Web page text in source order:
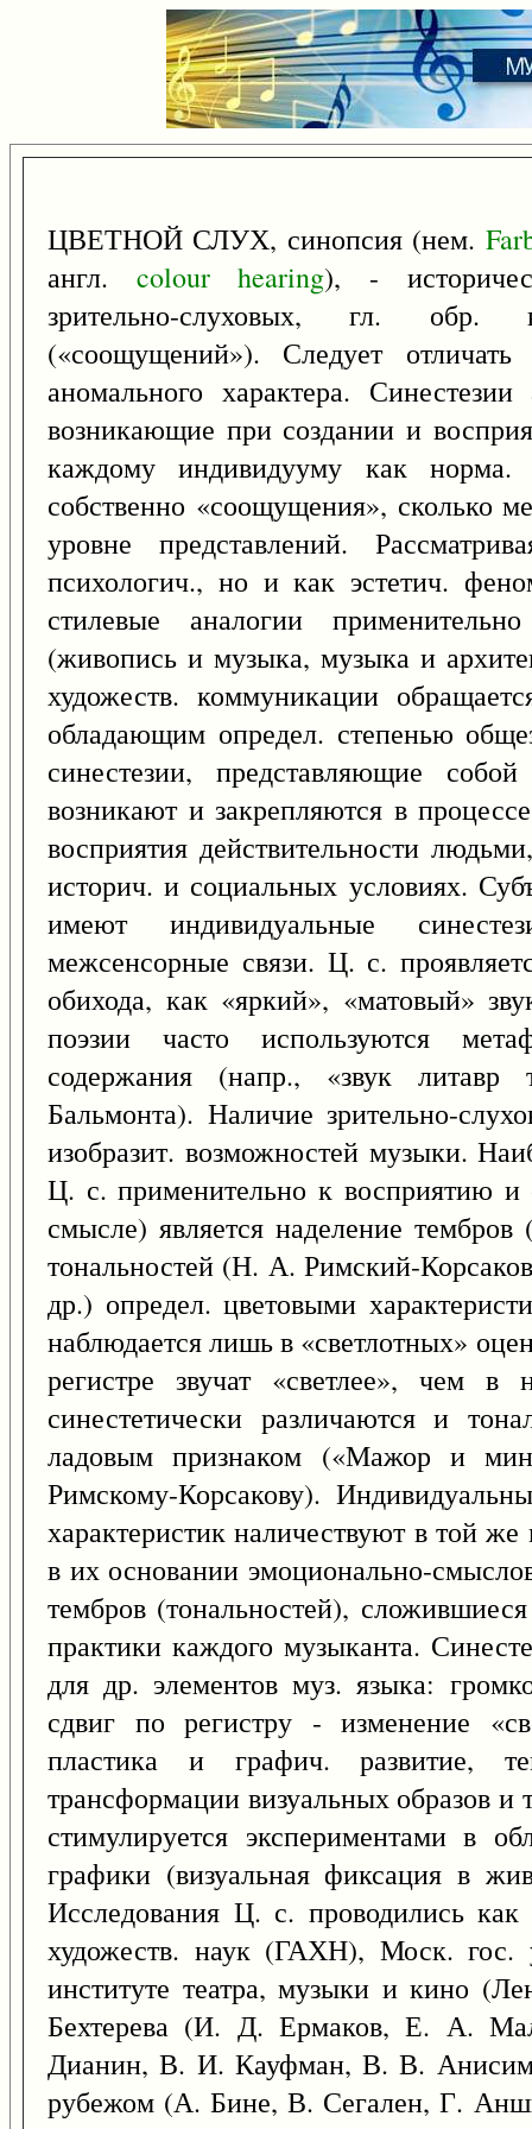
ЦВЕТНОЙ СЛУХ, синопсия (нем.
англ. colour hearing), -
зрительно-слуховых, гл. обр.
(«соощущений»). Следует
аномального характера.
возникающие при создании и
каждому индивидууму как
собственно «соощущения», сколько
уровне представлений.
психологич., но и как эстетич.
стилевые аналогии
(живопись и музыка, музыка и
художеств. коммуникации
обладающим определ. степенью
синестезии, представляющие
возникают и закрепляются в
восприятия действительности
историч. и социальных условиях.
имеют индивидуальные
межсенсорные связи. Ц. с.
обихода, как «яркий», «матовый»
поэзии часто используются
содержания (напр., «звук
Бальмонта). Наличие зрительно-
изобразит. возможностей музыки.
Ц. с. применительно к восприятию
смысле) является наделение
тональностей (Н. А. Римский-
др.) определ. цветовыми
наблюдается лишь в «светлотных»
регистре звучат «светлее», чем
синестетически различаются и
ладовым признаком («Мажор и
Римскому-Корсакову).
характеристик наличествуют в той
в их основании эмоционально-
тембров (тональностей),
практики каждого музыканта.
для др. элементов муз. языка:
сдвиг по регистру - изменение
пластика и графич. развитие,
трансформации визуальных образов и
стимулируется экспериментами в
графики (визуальная фиксация в
Исследования Ц. с. проводились
художеств. наук (ГАХН), Моск. гос.
институте театра, музыки и кино
Бехтерева (И. Д. Ермаков, Е. А.
Дианин, В. И. Кауфман, В. В.
рубежом (А. Бине, В. Сегален, Г.